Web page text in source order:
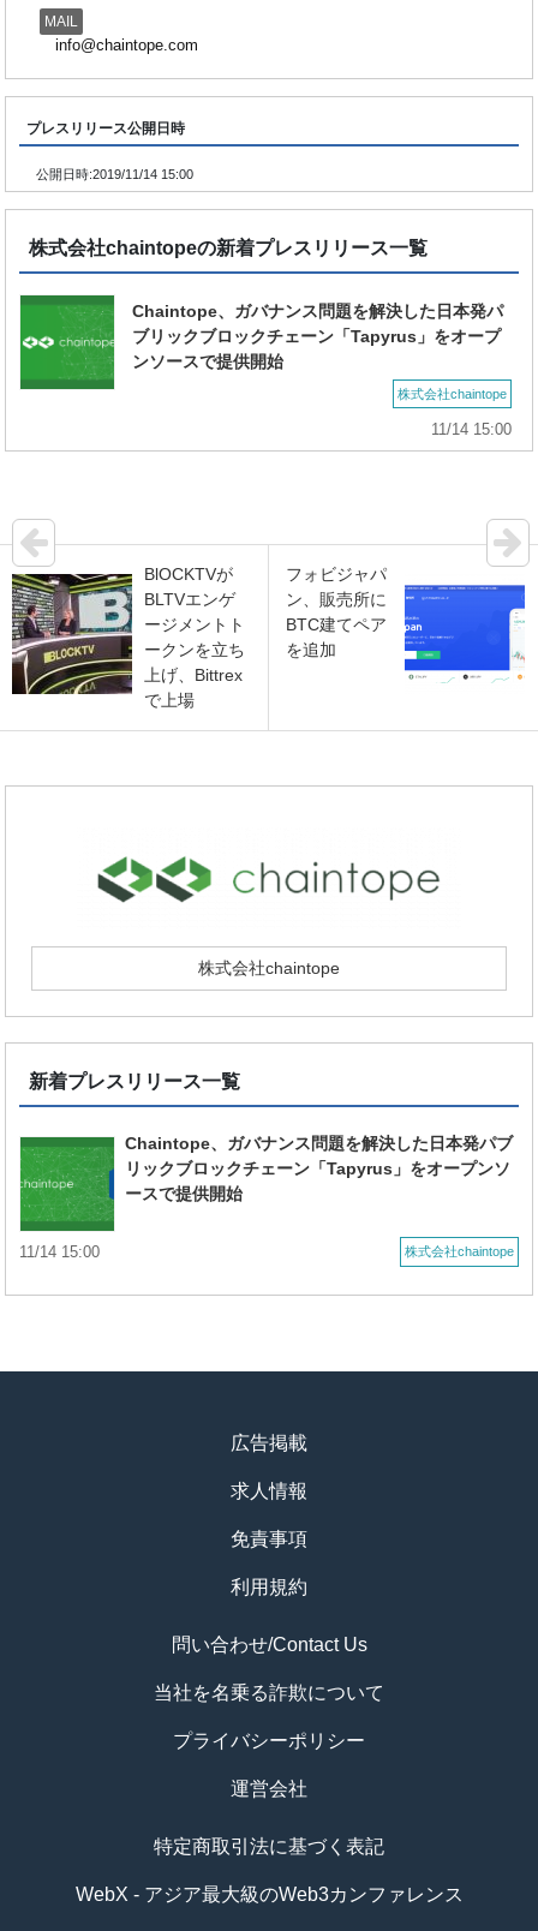
MAIL
info@chaintope.com
プレスリリース公開日時
公開日時:2019/11/14 15:00
株式会社chaintopeの新着プレスリリース一覧
Chaintope、ガバナンス問題を解決した日本発パ
ブリックブロックチェーン「Tapyrus」をオープ
ンソースで提供開始
株式会社chaintope
11/14 15:00
BlOCKTVが
BLTVエンゲ
ージメントト
ークンを立ち
上げ、Bittrex
で上場
フォビジャパ
ン、販売所に
BTC建てペア
を追加
株式会社chaintope
新着プレスリリース一覧
Chaintope、ガバナンス問題を解決した日本発パブ
リックブロックチェーン「Tapyrus」をオープンソ
ースで提供開始
株式会社chaintope
11/14 15:00
広告掲載
求人情報
免責事項
利用規約
問い合わせ/Contact Us
当社を名乗る詐欺について
プライバシーポリシー
運営会社
特定商取引法に基づく表記
WebX - アジア最大級のWeb3カンファレンス